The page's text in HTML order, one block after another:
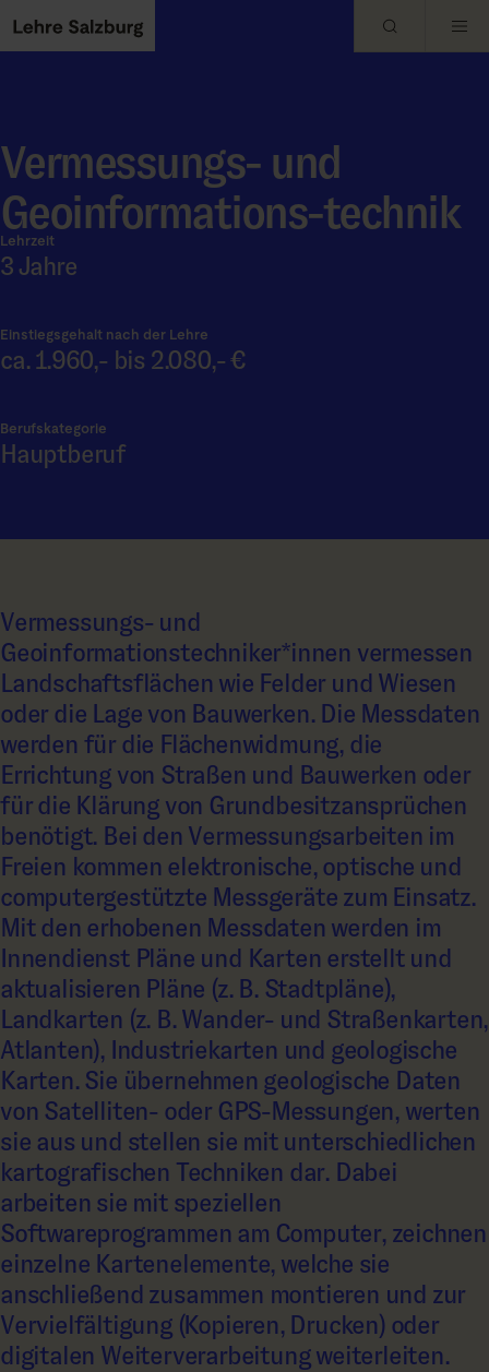
Skip to main content
Vermessungs- und
Geoinformations-technik
Lehrzeit
3 Jahre
Einstiegsgehalt nach der Lehre
ca. 1.960,- bis 2.080,- €
Berufskategorie
Hauptberuf
Vermessungs- und
Geoinformationstechniker*innen vermessen
Landschaftsflächen wie Felder und Wiesen
oder die Lage von Bauwerken. Die Messdaten
werden für die Flächenwidmung, die
Errichtung von Straßen und Bauwerken oder
für die Klärung von Grundbesitzansprüchen
benötigt. Bei den Vermessungsarbeiten im
Freien kommen elektronische, optische und
computergestützte Messgeräte zum Einsatz.
Mit den erhobenen Messdaten werden im
Innendienst Pläne und Karten erstellt und
aktualisieren Pläne (z. B. Stadtpläne),
Landkarten (z. B. Wander- und Straßenkarten,
Atlanten), Industriekarten und geologische
Karten. Sie übernehmen geologische Daten
von Satelliten- oder GPS-Messungen, werten
sie aus und stellen sie mit unterschiedlichen
kartografischen Techniken dar. Dabei
arbeiten sie mit speziellen
Softwareprogrammen am Computer, zeichnen
einzelne Kartenelemente, welche sie
anschließend zusammen montieren und zur
Vervielfältigung (Kopieren, Drucken) oder
digitalen Weiterverarbeitung weiterleiten.